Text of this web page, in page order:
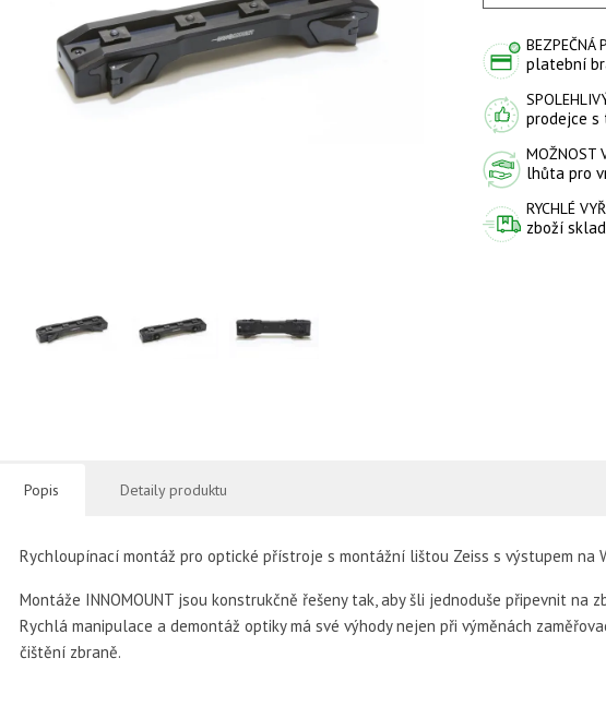
BEZPEČNÁ
platební
prodejce
MOŽNOST
lhůta pro
RYCHLÉ
zboží
Popis Detaily produktu
Rychloupínací montáž pro optické přístroje s montážní lištou Zeiss s výstupem na
Montáže INNOMOUNT jsou konstrukčně řešeny tak, aby šli jednoduše připevnit na
Rychlá manipulace a demontáž optiky má své výhody nejen při výměnách
čištění zbraně.